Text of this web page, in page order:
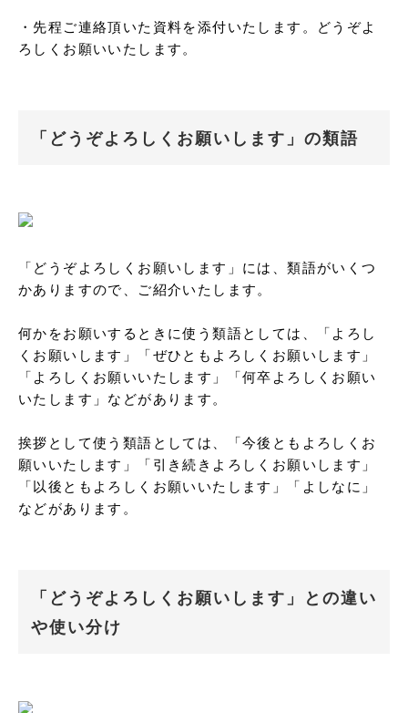
・先程ご連絡頂いた資料を添付いたします。どうぞよ
ろしくお願いいたします。
「どうぞよろしくお願いします」の類語
「どうぞよろしくお願いします」には、類語がいくつ
かありますので、ご紹介いたします。
何かをお願いするときに使う類語としては、「よろし
くお願いします」「ぜひともよろしくお願いします」
「よろしくお願いいたします」「何卒よろしくお願い
いたします」などがあります。
挨拶として使う類語としては、「今後ともよろしくお
願いいたします」「引き続きよろしくお願いします」
「以後ともよろしくお願いいたします」「よしなに」
などがあります。
「どうぞよろしくお願いします」との違い
や使い分け